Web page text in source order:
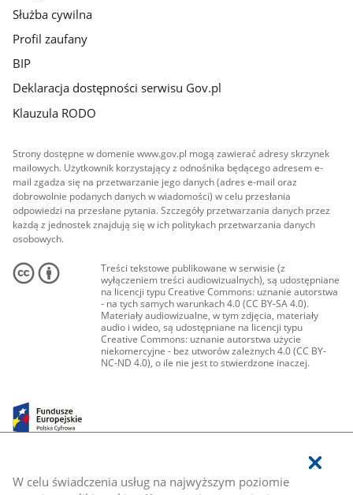
W celu świadczenia usług na najwyższym poziomie
Służba cywilna
Profil zaufany
BIP
Deklaracja dostępności serwisu Gov.pl
Klauzula RODO
Strony dostępne w domenie www.gov.pl mogą zawierać adresy skrzynek
mailowych. Użytkownik korzystający z odnośnika będącego adresem e-
mail zgadza się na przetwarzanie jego danych (adres e-mail oraz
dobrowolnie podanych danych w wiadomości) w celu przesłania
odpowiedzi na przesłane pytania. Szczegóły przetwarzania danych przez
każdą z jednostek znajdują się w ich politykach przetwarzania danych
osobowych.
Treści tekstowe publikowane w serwisie (z
wyłączeniem treści audiowizualnych), są udostępniane
na licencji typu Creative Commons: uznanie autorstwa
- na tych samych warunkach 4.0 (CC BY-SA 4.0).
Materiały audiowizualne, w tym zdjęcia, materiały
audio i wideo, są udostępniane na licencji typu
Creative Commons: uznanie autorstwa użycie
niekomercyjne - bez utworów zależnych 4.0 (CC BY-
NC-ND 4.0), o ile nie jest to stwierdzone inaczej.